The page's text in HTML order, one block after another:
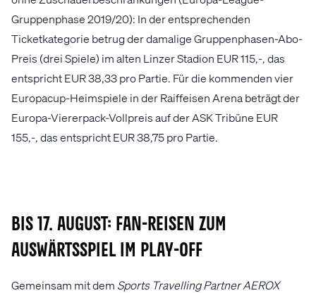
Gruppenphase 2019/20): In der entsprechenden
Ticketkategorie betrug der damalige Gruppenphasen-Abo-
Preis (drei Spiele) im alten Linzer Stadion EUR 115,-, das
entspricht EUR 38,33 pro Partie. Für die kommenden vier
Europacup-Heimspiele in der Raiffeisen Arena beträgt der
Europa-Viererpack-Vollpreis auf der ASK Tribüne EUR
155,-, das entspricht EUR 38,75 pro Partie.
BIS 17. August: Fan-Reisen zum
Auswärtsspiel im Play-Off
Gemeinsam mit dem Sports Travelling Partner AEROX